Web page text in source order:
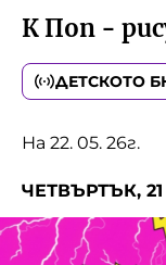
Детско
Чуйте
Новините
Приказки
Песнички
Нашите
К Поп -
ДЕТСКОТО
На 22. 05. 26г.
ЧЕТВЪРТЪК, 21